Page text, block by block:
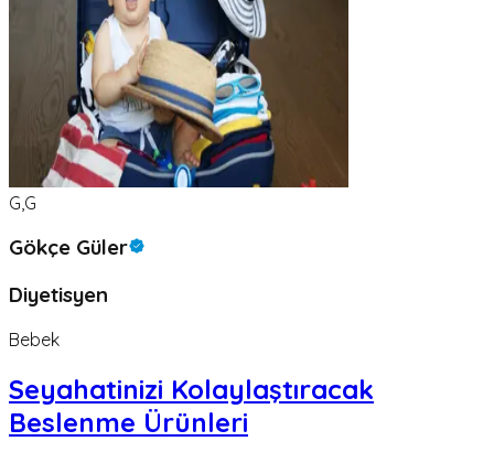
G,G
Gökçe Güler
Diyetisyen
Bebek
Seyahatinizi Kolaylaştıracak
Beslenme Ürünleri